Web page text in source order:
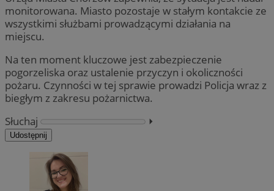
monitorowana. Miasto pozostaje w stałym kontakcie ze
wszystkimi służbami prowadzącymi działania na
miejscu.
Na ten moment kluczowe jest zabezpieczenie
pogorzeliska oraz ustalenie przyczyn i okoliczności
pożaru. Czynności w tej sprawie prowadzi Policja wraz z
biegłym z zakresu pożarnictwa.
Słuchaj
⏵︎
Udostępnij